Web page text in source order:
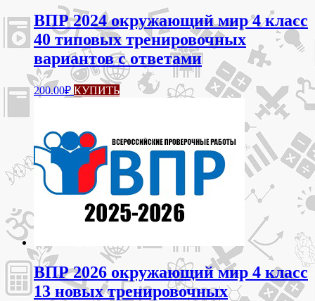
ВПР 2024 окружающий мир 4 класс
40 типовых тренировочных
вариантов с ответами
200.00₽ КУПИТЬ
ВПР 2026 окружающий мир 4 класс
13 новых тренировочных